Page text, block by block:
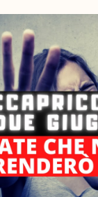
20
anni